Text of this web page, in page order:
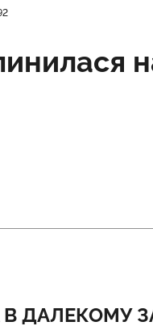
переглядів
ДАЛЕКОМУ